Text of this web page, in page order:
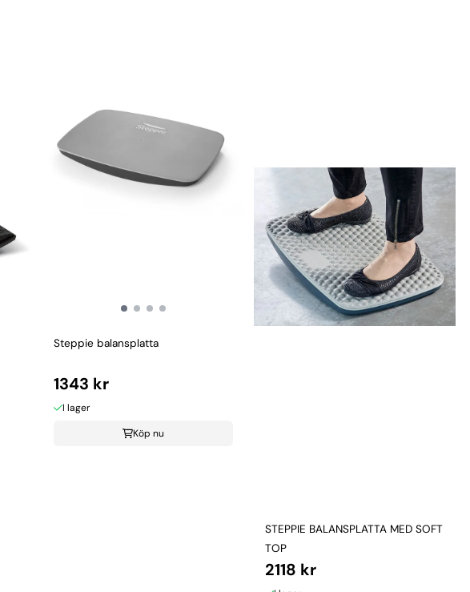
Steppie balansplatta
1343 kr
I lager
Köp nu
STEPPIE BALANSPLATTA MED SOFT
TOP
2118 kr